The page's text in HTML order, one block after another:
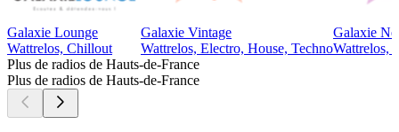
Galaxie Lounge
Wattrelos, Chillout
Galaxie Vintage
Wattrelos, Electro, House, Techno
Galaxie
Wattrelos,
Plus de radios de Hauts-de-France
Plus de radios de Hauts-de-France